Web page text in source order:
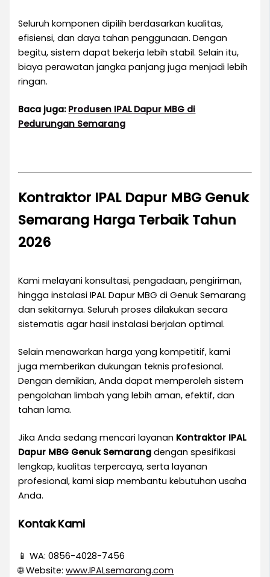
Seluruh komponen dipilih berdasarkan kualitas,
efisiensi, dan daya tahan penggunaan. Dengan
begitu, sistem dapat bekerja lebih stabil. Selain itu,
biaya perawatan jangka panjang juga menjadi lebih
ringan.
Baca juga: Produsen IPAL Dapur MBG di
Pedurungan Semarang
Kontraktor IPAL Dapur MBG Genuk
Semarang Harga Terbaik Tahun
2026
Kami melayani konsultasi, pengadaan, pengiriman,
hingga instalasi IPAL Dapur MBG di Genuk Semarang
dan sekitarnya. Seluruh proses dilakukan secara
sistematis agar hasil instalasi berjalan optimal.
Selain menawarkan harga yang kompetitif, kami
juga memberikan dukungan teknis profesional.
Dengan demikian, Anda dapat memperoleh sistem
pengolahan limbah yang lebih aman, efektif, dan
tahan lama.
Jika Anda sedang mencari layanan Kontraktor IPAL
Dapur MBG Genuk Semarangdengan spesifikasi
lengkap, kualitas terpercaya, serta layanan
profesional, kami siap membantu kebutuhan usaha
Anda.
Kontak Kami
📱 WA: 0856-4028-7456
🌐 Website:www.IPALsemarang.com